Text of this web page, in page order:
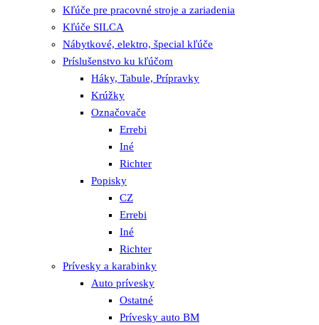
Kľúče pre pracovné stroje a zariadenia
Kľúče SILCA
Nábytkové, elektro, špecial kľúče
Príslušenstvo ku kľúčom
Háky, Tabule, Prípravky
Krúžky
Označovače
Errebi
Iné
Richter
Popisky
CZ
Errebi
Iné
Richter
Prívesky a karabinky
Auto prívesky
Ostatné
Prívesky auto BM